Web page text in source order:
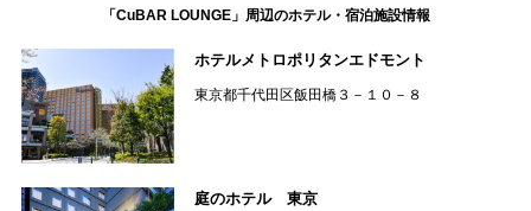
「CuBAR LOUNGE」周辺のホテル・宿泊施設情報
ホテルメトロポリタンエドモント
東京都千代田区飯田橋３－１０－８
庭のホテル 東京